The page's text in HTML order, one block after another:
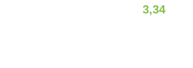
3,34